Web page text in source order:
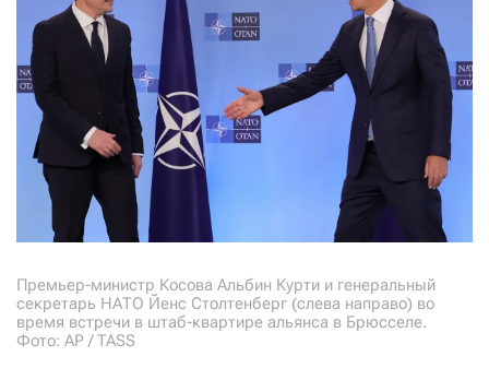
Премьер-министр Косова Альбин Курти и генеральный
секретарь НАТО Йенс Столтенберг (слева направо) во
время встречи в штаб-квартире альянса в Брюсселе.
Фото: AP / TASS